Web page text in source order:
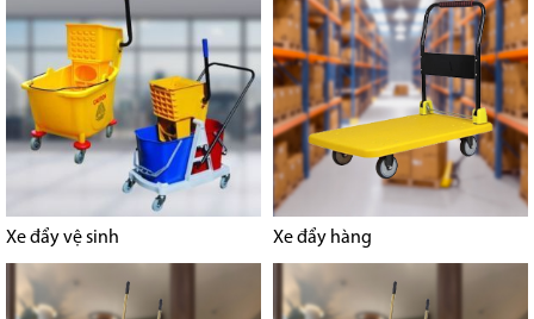
Xe đẩy vệ sinh Xe đẩy hàng